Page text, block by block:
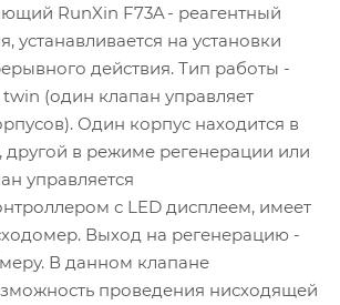
RunXin F73A - реагентный
устанавливается на установки
действия. Тип работы -
(один клапан управляет
Один корпус находится в
в режиме регенерации или
управляется
с LED дисплеем, имеет
Выход на регенерацию -
В данном клапане
проведения нисходящей